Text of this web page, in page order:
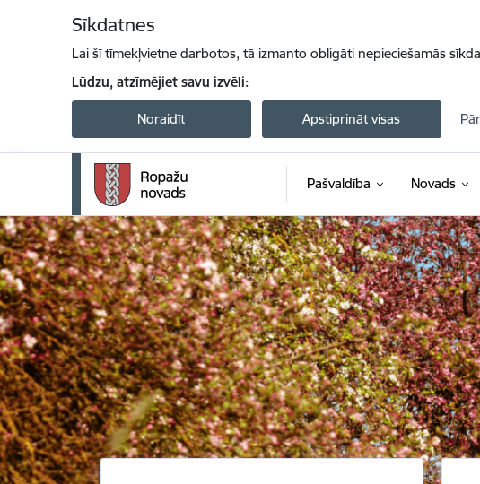
Sīkdatnes
Lai šī tīmekļvietne darbotos, tā izmanto obligāti nepieciešamās
Lūdzu, atzīmējiet savu izvēli:
Noraidīt Apstiprināt visas
Pašvaldība Novads
Ropažu novada pašvaldība